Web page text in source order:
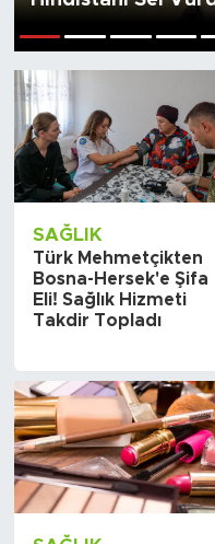
SAĞLIK
Türk Mehmetçikten
Bosna-Hersek'e Şifa
Eli! Sağlık Hizmeti
Takdir Topladı
Sanat
Spor
Teknoloji